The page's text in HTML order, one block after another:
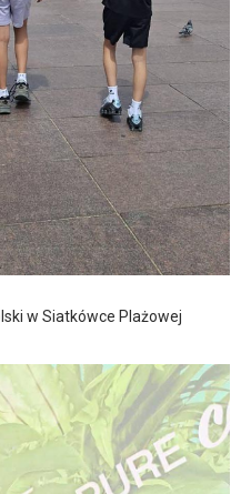
w Siatkówce Plażowej